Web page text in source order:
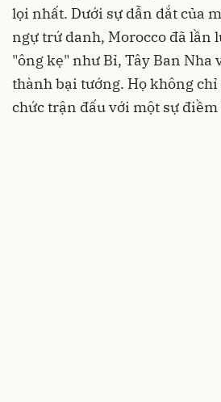
lọi nhất. Dưới sự dẫn dắt của
ngự trứ danh, Morocco đã lần
"ông kẹ" như Bỉ, Tây Ban Nha
thành bại tướng. Họ không
chức trận đấu với một sự